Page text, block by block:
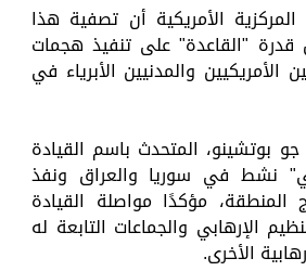
المركزية الأمريكية أن تصفية هذا
قدرة "القاعدة" على تنفيذ هجمات
الأمريكيين والمدنيين الأبرياء في
بوتشينو، المتحدث باسم القيادة
نشط في سوريا والعراق ونفذ
المنطقة، مؤكدًا مواصلة القيادة
الإرهابي والجماعات التابعة له
الأخرى.